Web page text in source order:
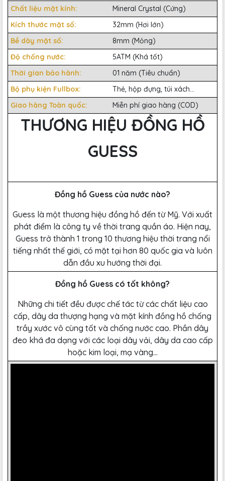
Chất liệu mặt kính:
Mineral Crystal (Cứng)
Kích thước mặt số:
32mm (Hơi lớn)
Bề dày mặt số:
8mm (Mỏng)
Độ chống nước:
5ATM (Khá tốt)
Thời gian bảo hành:
01 năm (Tiêu chuẩn)
Bộ phụ kiện Fullbox:
Thẻ, hộp đựng, túi xách...
Giao hàng Toàn quốc:
Miễn phí giao hàng (COD)
THƯƠNG HIỆU ĐỒNG HỒ
GUESS
Đồng hồ Guess của nước nào?
Guess là một thương hiệu đồng hồ đến từ Mỹ. Với xuất
phát điểm là công ty về thời trang quần áo. Hiện nay,
Guess trở thành 1 trong 10 thương hiệu thời trang nổi
tiếng nhất thế giới, có mặt tại hơn 80 quốc gia và luôn
dẫn đầu xu hướng thời đại.
Đồng hồ Guess có tốt không?
Những chi tiết đều được chế tác từ các chất liệu cao
cấp, dây da thượng hạng và mặt kính đồng hồ chống
trầy xước vô cùng tốt và chống nước cao. Phần dây
đeo khá đa dạng với các loại dây vải, dây da cao cấp
hoặc kim loại, mạ vàng…